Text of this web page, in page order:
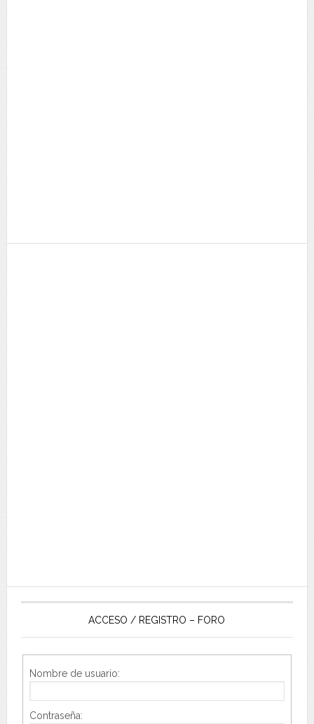
ACCESO / REGISTRO – FORO
Nombre de usuario:
Contraseña: